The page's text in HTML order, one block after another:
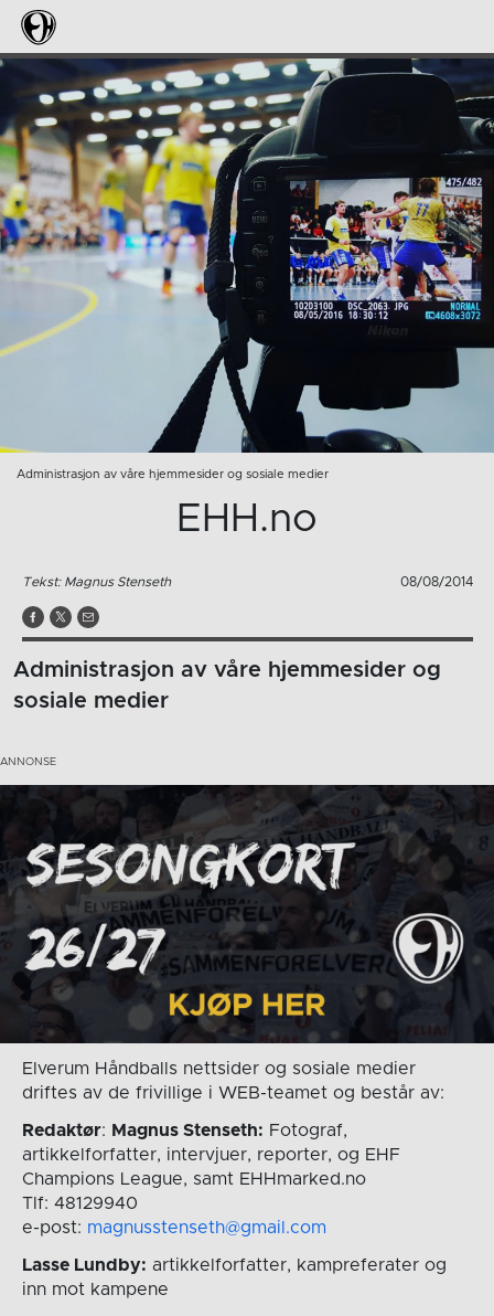
Administrasjon av våre hjemmesider og sosiale medier
EHH.no
Tekst: Magnus Stenseth 08/08/2014
Administrasjon av våre hjemmesider og
sosiale medier
Elverum Håndballs nettsider og sosiale medier
driftes av de frivillige i WEB-teamet og består av:
Redaktør: Magnus Stenseth: Fotograf,
artikkelforfatter, intervjuer, reporter, og EHF
Champions League, samt EHHmarked.no
Tlf: 48129940
e-post: magnusstenseth@gmail.com
Lasse Lundby: artikkelforfatter, kampreferater og
inn mot kampene